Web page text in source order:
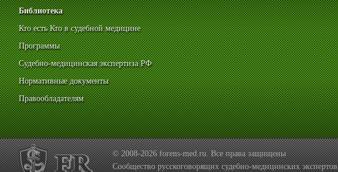
Библиотека
Кто есть Кто в судебной медицине
Программы
Судебно-медицинская экспертиза РФ
Нормативные документы
Правообладателям
© 2008-2026 forens-med.ru. Все права защищены
Сообщество русскоговорящих судебно-медицинских экспертов